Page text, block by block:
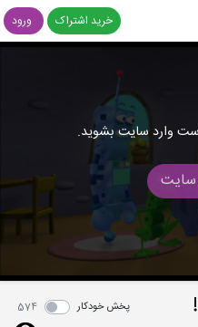
خرید اشتراک ورود
است وارد سایت بشوید.
سایت
پخش خودکار 574